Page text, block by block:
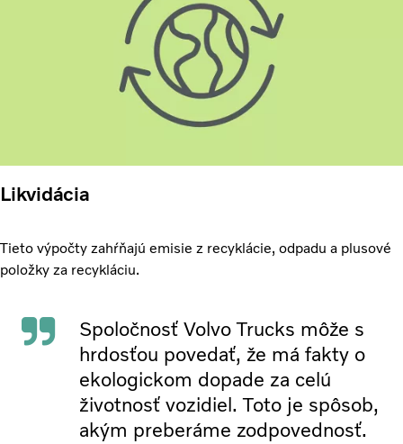
Likvidácia
Tieto výpočty zahŕňajú emisie z recyklácie, odpadu a plusové
položky za recykláciu.
Spoločnosť Volvo Trucks môže s
hrdosťou povedať, že má fakty o
ekologickom dopade za celú
životnosť vozidiel. Toto je spôsob,
akým preberáme zodpovednosť.